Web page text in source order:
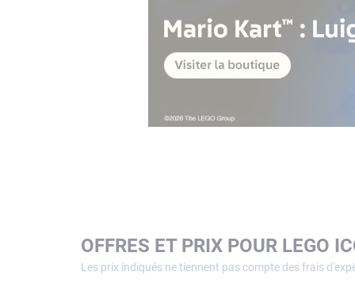
OFFRES ET PRIX POUR LEGO
Les prix indiqués ne tiennent pas compte des frais